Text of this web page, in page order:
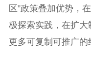
区”政策叠加优势，
极探索实践，在扩
更多可复制可推广的